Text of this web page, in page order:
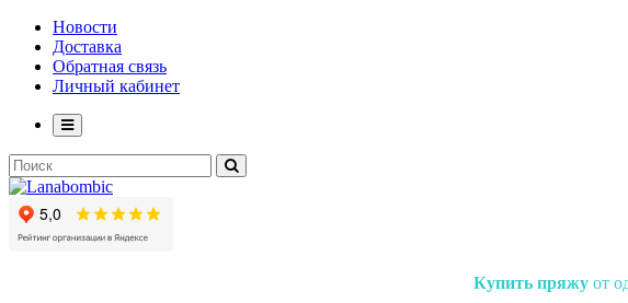
Новости
Доставка
Обратная связь
Личный кабинет
Купить пряжу от